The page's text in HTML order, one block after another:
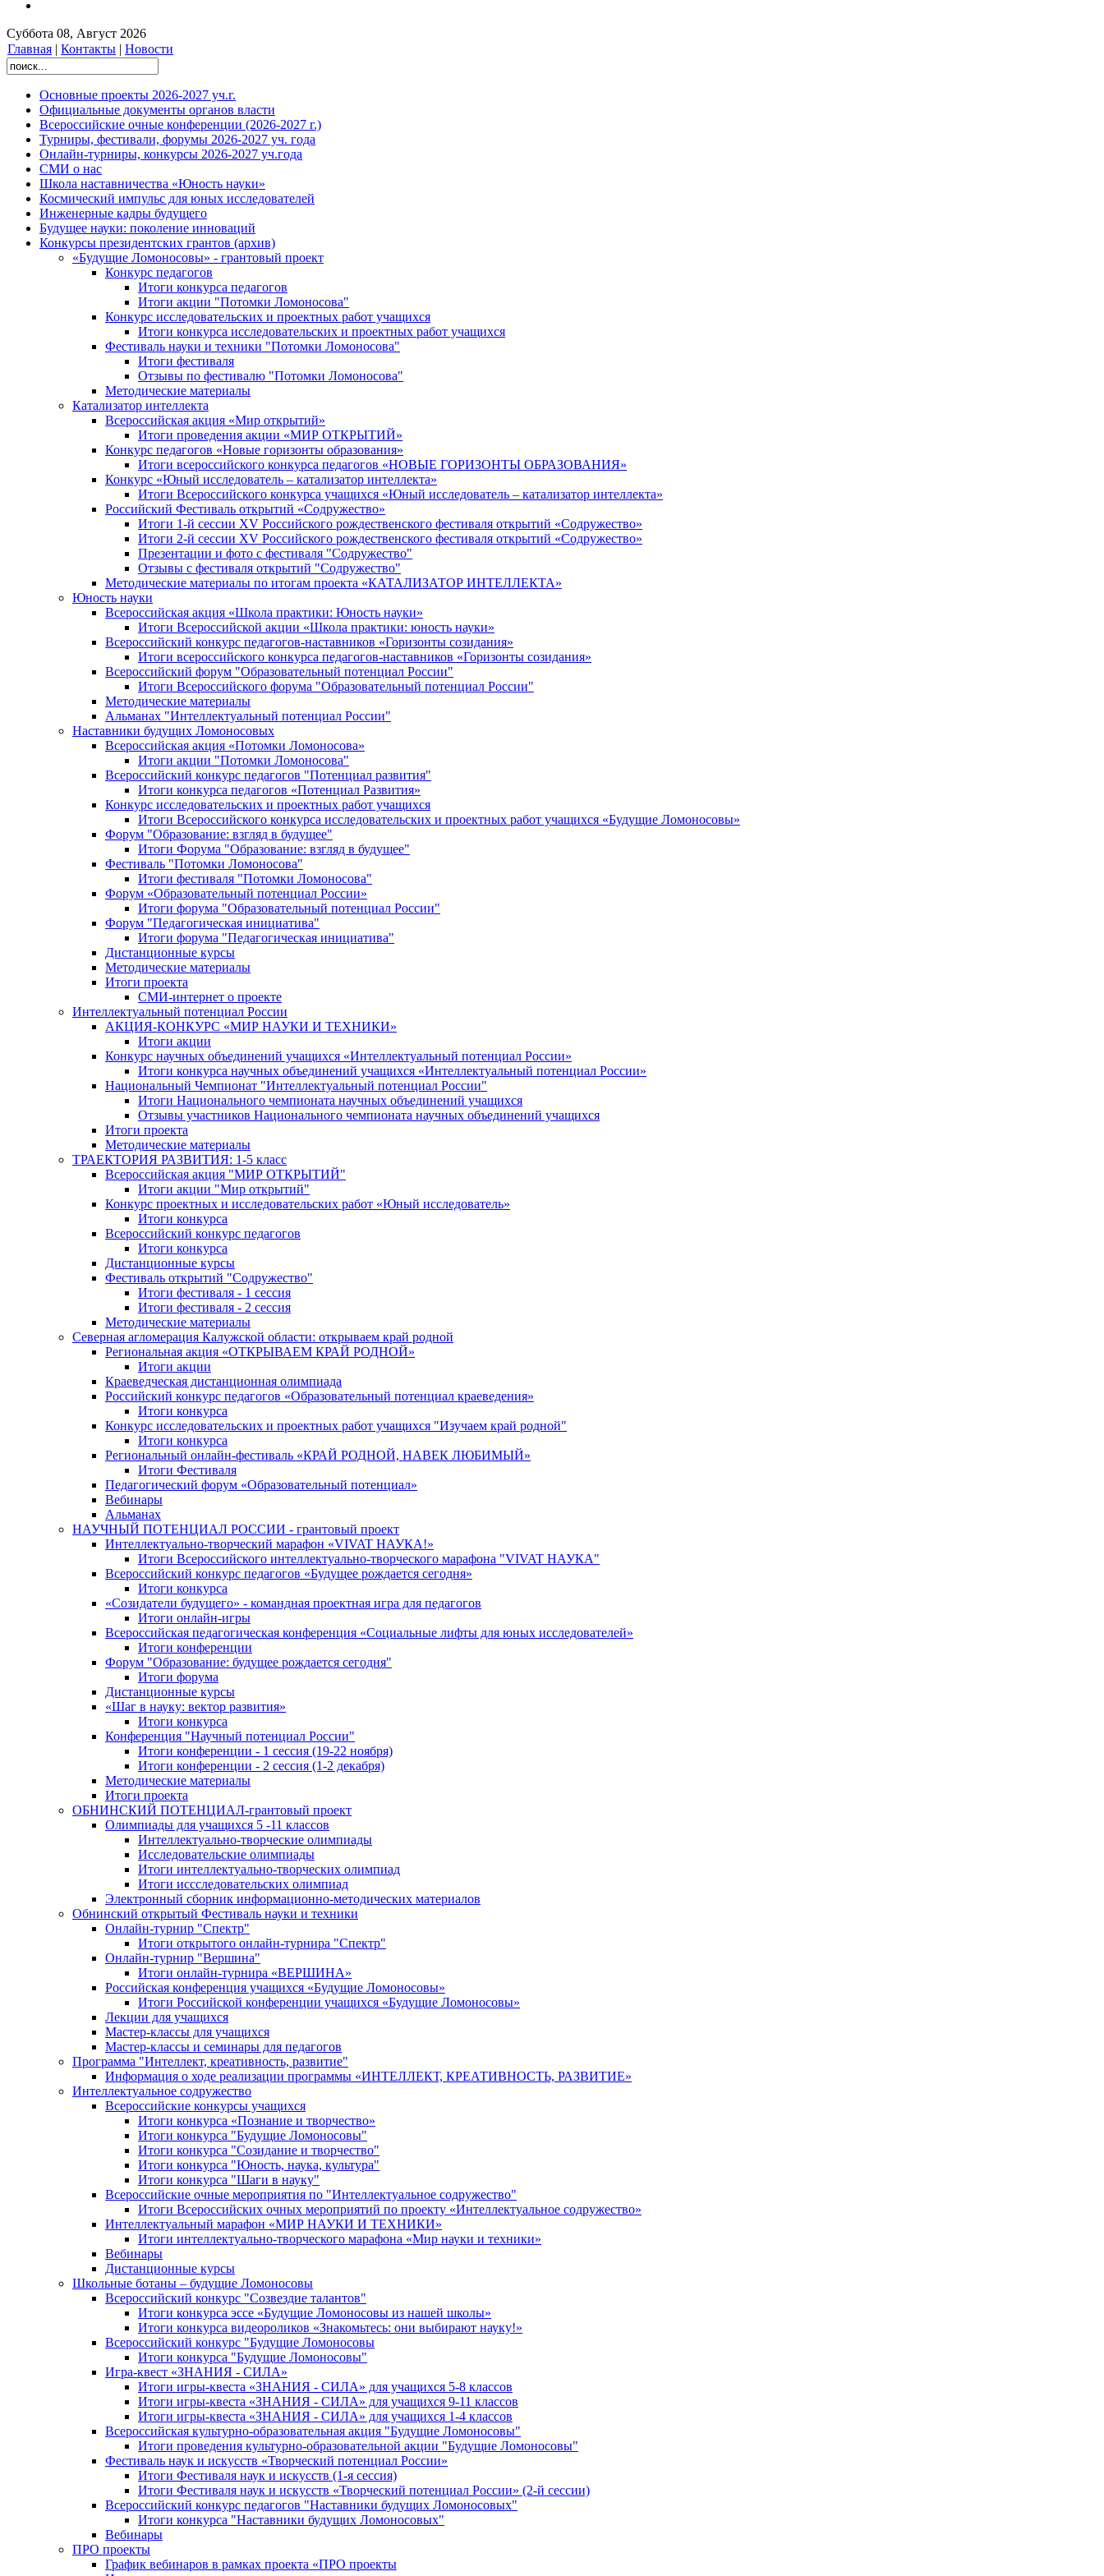
Суббота 08, Август 2026
Главная | Контакты | Новости
Основные проекты 2026-2027 уч.г.
Официальные документы органов власти
Всероссийские очные конференции (2026-2027 г.)
Турниры, фестивали, форумы 2026-2027 уч. года
Онлайн-турниры, конкурсы 2026-2027 уч.года
СМИ о нас
Школа наставничества «Юность науки»
Космический импульс для юных исследователей
Инженерные кадры будущего
Будущее науки: поколение инноваций
Конкурсы президентских грантов (архив)
«Будущие Ломоносовы» - грантовый проект
Конкурс педагогов
Итоги конкурса педагогов
Итоги акции "Потомки Ломоносова"
Конкурс исследовательских и проектных работ учащихся
Итоги конкурса исследовательских и проектных работ учащихся
Фестиваль науки и техники "Потомки Ломоносова"
Итоги фестиваля
Отзывы по фестивалю "Потомки Ломоносова"
Методические материалы
Катализатор интеллекта
Всероссийская акция «Мир открытий»
Итоги проведения акции «МИР ОТКРЫТИЙ»
Конкурс педагогов «Новые горизонты образования»
Итоги всероссийского конкурса педагогов «НОВЫЕ ГОРИЗОНТЫ ОБРАЗОВАНИЯ»
Конкурс «Юный исследователь – катализатор интеллекта»
Итоги Всероссийского конкурса учащихся «Юный исследователь – катализатор интеллекта»
Российский Фестиваль открытий «Содружество»
Итоги 1-й сессии XV Российского рождественского фестиваля открытий «Содружество»
Итоги 2-й сессии XV Российского рождественского фестиваля открытий «Содружество»
Презентации и фото с фестиваля "Содружество"
Отзывы с фестиваля открытий "Содружество"
Методические материалы по итогам проекта «КАТАЛИЗАТОР ИНТЕЛЛЕКТА»
Юность науки
Всероссийская акция «Школа практики: Юность науки»
Итоги Всероссийской акции «Школа практики: юность науки»
Всероссийский конкурс педагогов-наставников «Горизонты созидания»
Итоги всероссийского конкурса педагогов-наставников «Горизонты созидания»
Всероссийский форум "Образовательный потенциал России"
Итоги Всероссийского форума "Образовательный потенциал России"
Методические материалы
Альманах "Интеллектуальный потенциал России"
Наставники будущих Ломоносовых
Всероссийская акция «Потомки Ломоносова»
Итоги акции "Потомки Ломоносова"
Всероссийский конкурс педагогов "Потенциал развития"
Итоги конкурса педагогов «Потенциал Развития»
Конкурс исследовательских и проектных работ учащихся
Итоги Всероссийского конкурса исследовательских и проектных работ учащихся «Будущие Ломоносовы»
Форум "Образование: взгляд в будущее"
Итоги Форума "Образование: взгляд в будущее"
Фестиваль "Потомки Ломоносова"
Итоги фестиваля "Потомки Ломоносова"
Форум «Образовательный потенциал России»
Итоги форума "Образовательный потенциал России"
Форум "Педагогическая инициатива"
Итоги форума "Педагогическая инициатива"
Дистанционные курсы
Методические материалы
Итоги проекта
СМИ-интернет о проекте
Интеллектуальный потенциал России
АКЦИЯ-КОНКУРС «МИР НАУКИ И ТЕХНИКИ»
Итоги акции
Конкурс научных объединений учащихся «Интеллектуальный потенциал России»
Итоги конкурса научных объединений учащихся «Интеллектуальный потенциал России»
Национальный Чемпионат "Интеллектуальный потенциал России"
Итоги Национального чемпионата научных объединений учащихся
Отзывы участников Национального чемпионата научных объединений учащихся
Итоги проекта
Методические материалы
ТРАЕКТОРИЯ РАЗВИТИЯ: 1-5 класс
Всероссийская акция "МИР ОТКРЫТИЙ"
Итоги акции "Мир открытий"
Конкурс проектных и исследовательских работ «Юный исследователь»
Итоги конкурса
Всероссийский конкурс педагогов
Итоги конкурса
Дистанционные курсы
Фестиваль открытий "Содружество"
Итоги фестиваля - 1 сессия
Итоги фестиваля - 2 сессия
Методические материалы
Северная агломерация Калужской области: открываем край родной
Региональная акция «ОТКРЫВАЕМ КРАЙ РОДНОЙ»
Итоги акции
Краеведческая дистанционная олимпиада
Российский конкурс педагогов «Образовательный потенциал краеведения»
Итоги конкурса
Конкурс исследовательских и проектных работ учащихся "Изучаем край родной"
Итоги конкурса
Региональный онлайн-фестиваль «КРАЙ РОДНОЙ, НАВЕК ЛЮБИМЫЙ»
Итоги Фестиваля
Педагогический форум «Образовательный потенциал»
Вебинары
Альманах
НАУЧНЫЙ ПОТЕНЦИАЛ РОССИИ - грантовый проект
Интеллектуально-творческий марафон «VIVAT НАУКА!»
Итоги Всероссийского интеллектуально-творческого марафона "VIVAT НАУКА"
Всероссийский конкурс педагогов «Будущее рождается сегодня»
Итоги конкурса
«Cозидатели будущего» - командная проектная игра для педагогов
Итоги онлайн-игры
Всероссийская педагогическая конференция «Cоциальные лифты для юных исследователей»
Итоги конференции
Форум "Образование: будущее рождается сегодня"
Итоги форума
Дистанционные курсы
«Шаг в науку: вектор развития»
Итоги конкурса
Конференция "Научный потенциал России"
Итоги конференции - 1 сессия (19-22 ноября)
Итоги конференции - 2 сессия (1-2 декабря)
Методические материалы
Итоги проекта
ОБНИНСКИЙ ПОТЕНЦИАЛ-грантовый проект
Олимпиады для учащихся 5 -11 классов
Интеллектуально-творческие олимпиады
Исследовательские олимпиады
Итоги интеллектуально-творческих олимпиад
Итоги иссследовательских олимпиад
Электронный сборник информационно-методических материалов
Обнинский открытый Фестиваль науки и техники
Онлайн-турнир "Спектр"
Итоги открытого онлайн-турнира "Спектр"
Онлайн-турнир "Вершина"
Итоги онлайн-турнира «ВЕРШИНА»
Российская конференция учащихся «Будущие Ломоносовы»
Итоги Российской конференции учащихся «Будущие Ломоносовы»
Лекции для учащихся
Мастер-классы для учащихся
Мастер-классы и семинары для педагогов
Программа "Интеллект, креативность, развитие"
Информация о ходе реализации программы «ИНТЕЛЛЕКТ, КРЕАТИВНОСТЬ, РАЗВИТИЕ»
Интеллектуальное содружество
Всероссийские конкурсы учащихся
Итоги конкурса «Познание и творчество»
Итоги конкурса "Будущие Ломоносовы"
Итоги конкурса "Созидание и творчество"
Итоги конкурса "Юность, наука, культура"
Итоги конкурса "Шаги в науку"
Всероссийские очные мероприятия по "Интеллектуальное содружество"
Итоги Всероссийских очных мероприятий по проекту «Интеллектуальное содружество»
Интеллектуальный марафон «МИР НАУКИ И ТЕХНИКИ»
Итоги интеллектуально-творческого марафона «Мир науки и техники»
Вебинары
Дистанционные курсы
Школьные ботаны – будущие Ломоносовы
Всероссийский конкурс "Созвездие талантов"
Итоги конкурса эссе «Будущие Ломоносовы из нашей школы»
Итоги конкурса видеороликов «Знакомьтесь: они выбирают науку!»
Всероссийский конкурс "Будущие Ломоносовы
Итоги конкурса "Будущие Ломоносовы"
Игра-квест «ЗНАНИЯ - СИЛА»
Итоги игры-квеста «ЗНАНИЯ - СИЛА» для учащихся 5-8 классов
Итоги игры-квеста «ЗНАНИЯ - СИЛА» для учащихся 9-11 классов
Итоги игры-квеста «ЗНАНИЯ - СИЛА» для учащихся 1-4 классов
Всероссийская культурно-образовательная акция "Будущие Ломоносовы"
Итоги проведения культурно-образовательной акции "Будущие Ломоносовы"
Фестиваль наук и искусств «Творческий потенциал России»
Итоги Фестиваля наук и искусств (1-я сессия)
Итоги Фестиваля наук и искусств «Творческий потенциал России» (2-й сессии)
Всероссийский конкурс педагогов "Наставники будущих Ломоносовых"
Итоги конкурса "Наставники будущих Ломоносовых"
Вебинары
ПРО проекты
График вебинаров в рамках проекта «ПРО проекты